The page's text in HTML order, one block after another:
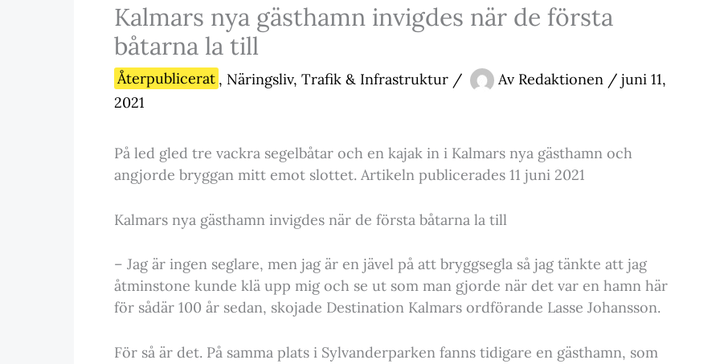
Kalmars nya gästhamn invigdes när de första
båtarna la till
Återpublicerat , Näringsliv, Trafik & Infrastruktur / Av Redaktionen / juni 11,
2021
På led gled tre vackra segelbåtar och en kajak in i Kalmars nya gästhamn och
angjorde bryggan mitt emot slottet. Artikeln publicerades 11 juni 2021
Kalmars nya gästhamn invigdes när de första båtarna la till
– Jag är ingen seglare, men jag är en jävel på att bryggsegla så jag tänkte att jag
åtminstone kunde klä upp mig och se ut som man gjorde när det var en hamn här
för sådär 100 år sedan, skojade Destination Kalmars ordförande Lasse Johansson.
För så är det. På samma plats i Sylvanderparken fanns tidigare en gästhamn, som